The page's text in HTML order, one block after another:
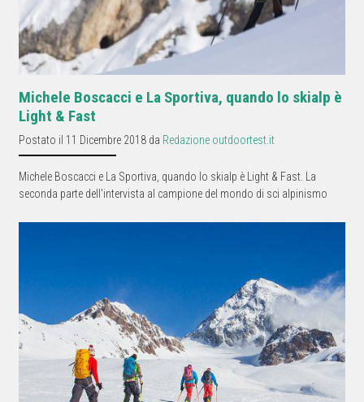
Michele Boscacci e La Sportiva, quando lo skialp è
Light & Fast
Postato il 11 Dicembre 2018 da Redazione outdoortest.it
Michele Boscacci e La Sportiva, quando lo skialp è Light & Fast. La
seconda parte dell'intervista al campione del mondo di sci alpinismo